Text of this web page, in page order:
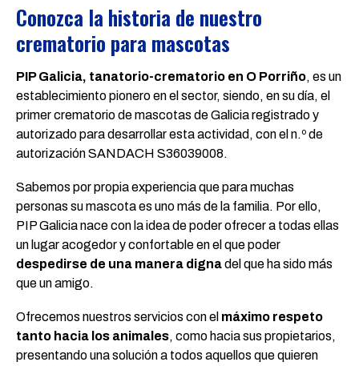
Conozca la historia de nuestro
crematorio para mascotas
PIP Galicia, tanatorio-crematorio en O Porriño, es un
establecimiento pionero en el sector, siendo, en su día, el
primer crematorio de mascotas de Galicia registrado y
autorizado para desarrollar esta actividad, con el n.º de
autorización SANDACH S36039008.
Sabemos por propia experiencia que para muchas
personas su mascota es uno más de la familia. Por ello,
PIP Galicia nace con la idea de poder ofrecer a todas ellas
un lugar acogedor y confortable en el que poder
despedirse de una manera dignadel que ha sido más
que un amigo.
Ofrecemos nuestros servicios con el máximo respeto
tanto hacia los animales, como hacia sus propietarios,
presentando una solución a todos aquellos que quieren